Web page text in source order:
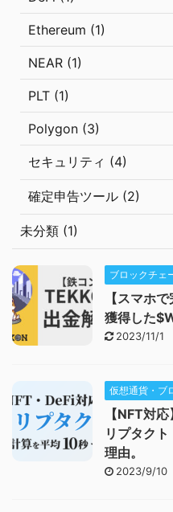
Ethereum (1)
NEAR (1)
PLT (1)
Polygon (3)
セキュリティ (4)
確定申告ツール (2)
未分類 (1)
ブロックチェ
【スマホ
獲得した
2023/11/1
仮想通貨・ブ
【NFT対
リプタク
理由。
2023/9/10